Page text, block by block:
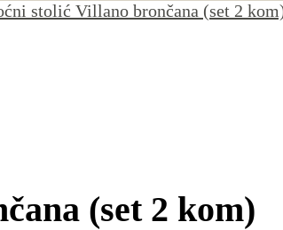
stolić Villano brončana (set 2
(set 2 kom)